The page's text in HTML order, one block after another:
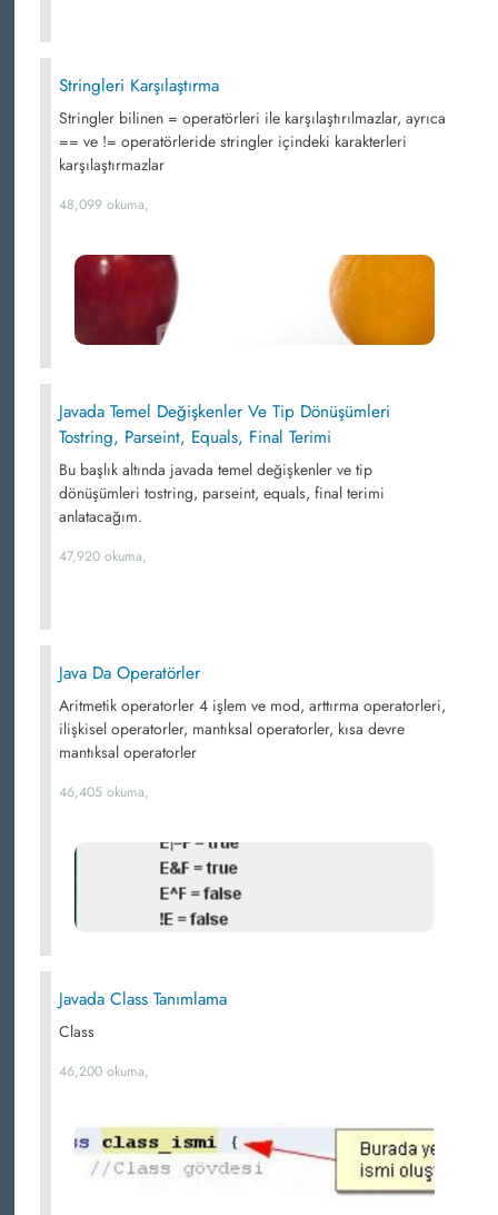
Stringleri Karşılaştırma
Stringler bilinen = operatörleri ile karşılaştırılmazlar, ayrıca
== ve != operatörleride stringler içindeki karakterleri
karşılaştırmazlar
48,099 okuma,
Javada Temel Değişkenler Ve Tip Dönüşümleri
Tostring, Parseint, Equals, Final Terimi
Bu başlık altında javada temel değişkenler ve tip
dönüşümleri tostring, parseint, equals, final terimi
anlatacağım.
47,920 okuma,
Java Da Operatörler
Aritmetik operatorler 4 işlem ve mod, arttırma operatorleri,
ilişkisel operatorler, mantıksal operatorler, kısa devre
mantıksal operatorler
46,405 okuma,
Javada Class Tanımlama
Class
46,200 okuma,